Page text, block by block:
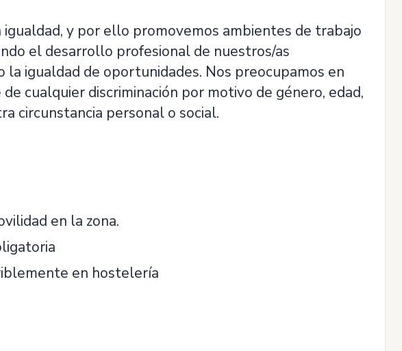
y por ello promovemos ambientes de trabajo
el desarrollo profesional de nuestros/as
igualdad de oportunidades. Nos preocupamos en
cualquier discriminación por motivo de género, edad,
circunstancia personal o social.
en la zona.
en hostelería